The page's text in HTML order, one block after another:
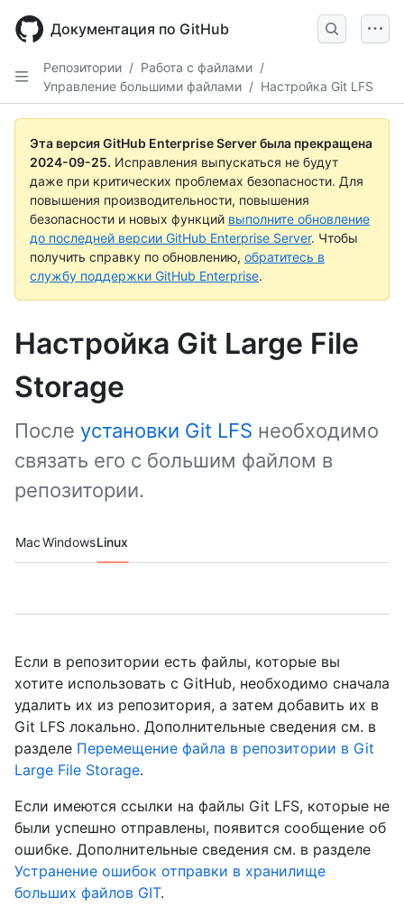
main
Документация по GitHub
Репозитории / Работа с файлами /
Управление большими файлами / Настройка Git LFS
Эта версия GitHub Enterprise Server была прекращена
2024-09-25. Исправления выпускаться не будут
даже при критических проблемах безопасности. Для
повышения производительности, повышения
безопасности и новых функций выполните обновление
до последней версии GitHub Enterprise Server. Чтобы
получить справку по обновлению, обратитесь в
службу поддержки GitHub Enterprise.
Настройка Git Large File
Storage
После установки Git LFS необходимо
связать его с большим файлом в
репозитории.
Platform navigation
MacWindowsLinux
Если в репозитории есть файлы, которые вы
хотите использовать с GitHub, необходимо сначала
удалить их из репозитория, а затем добавить их в
Git LFS локально. Дополнительные сведения см. в
разделе Перемещение файла в репозитории в Git
Large File Storage.
Если имеются ссылки на файлы Git LFS, которые не
были успешно отправлены, появится сообщение об
ошибке. Дополнительные сведения см. в разделе
Устранение ошибок отправки в хранилище
больших файлов GIT.